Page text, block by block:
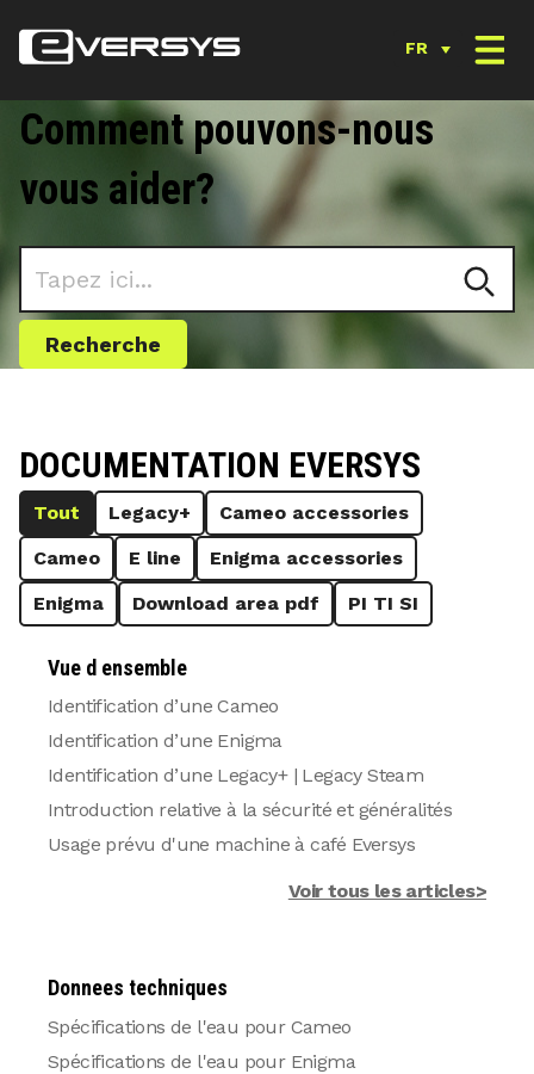
FR
Comment pouvons-nous
vous aider?
Recherche
DOCUMENTATION EVERSYS
Tout Legacy+
Cameo accessories
Cameo
E line
Enigma accessories
Enigma
Download area pdf PI TI SI
Vue d ensemble
Identification d’une Cameo
Identification d’une Enigma
Identification d’une Legacy+ | Legacy Steam
Introduction relative à la sécurité et généralités
Usage prévu d'une machine à café Eversys
Voir tous les articles>
Donnees techniques
Spécifications de l'eau pour Cameo
Spécifications de l'eau pour Enigma